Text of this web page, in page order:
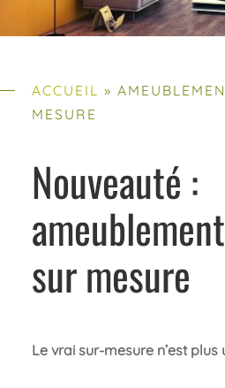
ACCUEIL »
MESURE
Nouveauté :
sur mesure
Le vrai sur-mesure n’est plus